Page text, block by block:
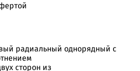
радиальный однорядный с
сторон из